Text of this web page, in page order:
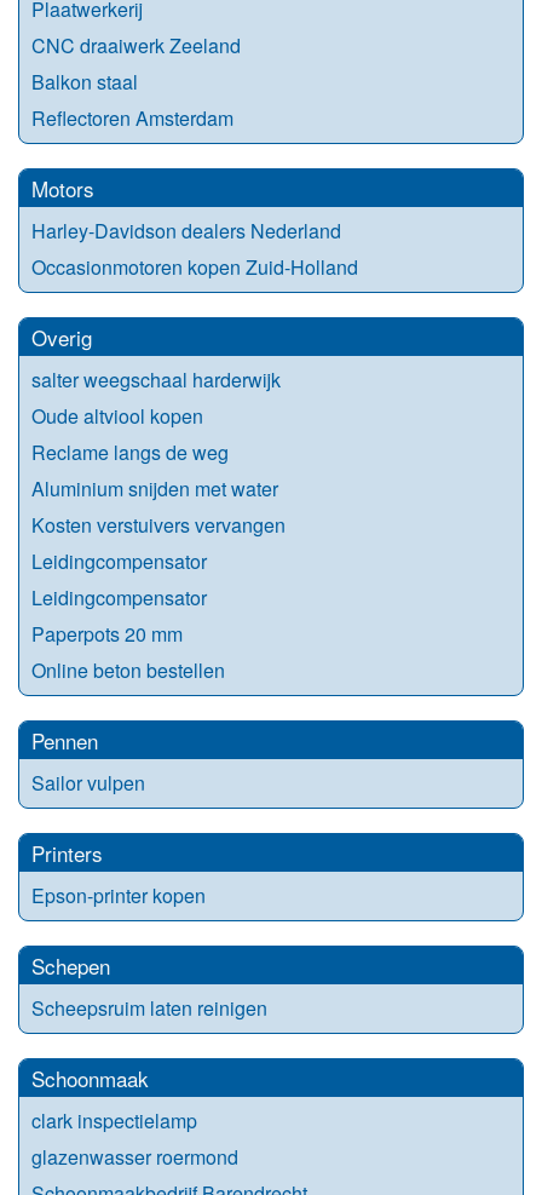
Plaatwerkerij
CNC draaiwerk Zeeland
Balkon staal
Reflectoren Amsterdam
Motors
Harley-Davidson dealers Nederland
Occasionmotoren kopen Zuid-Holland
Overig
salter weegschaal harderwijk
Oude altviool kopen
Reclame langs de weg
Aluminium snijden met water
Kosten verstuivers vervangen
Leidingcompensator
Leidingcompensator
Paperpots 20 mm
Online beton bestellen
Pennen
Sailor vulpen
Printers
Epson-printer kopen
Schepen
Scheepsruim laten reinigen
Schoonmaak
clark inspectielamp
glazenwasser roermond